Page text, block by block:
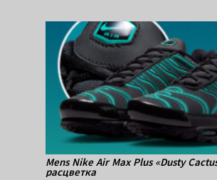
Mens Nike Air Max Plus «Dusty
расцветка